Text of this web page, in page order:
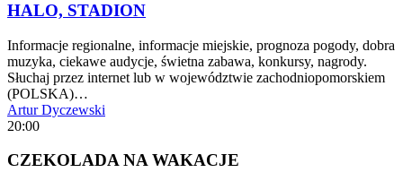
HALO, STADION
Informacje regionalne, informacje miejskie, prognoza pogody, dobra
muzyka, ciekawe audycje, świetna zabawa, konkursy, nagrody.
Słuchaj przez internet lub w województwie zachodniopomorskiem
(POLSKA)…
Artur Dyczewski
20:00
CZEKOLADA NA WAKACJE